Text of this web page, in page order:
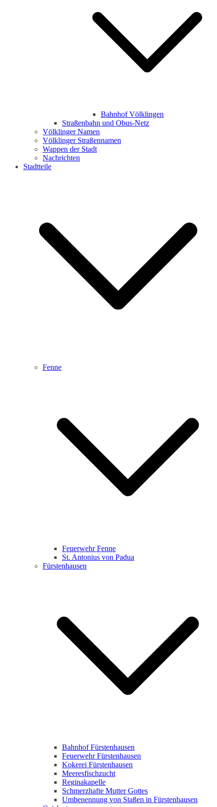
Bahnhof Völklingen
Straßenbahn und Obus-Netz
Völklinger Namen
Völklinger Straßennamen
Wappen der Stadt
Nachrichten
Stadtteile
Fenne
Feuerwehr Fenne
St. Antonius von Padua
Fürstenhausen
Bahnhof Fürstenhausen
Feuerwehr Fürstenhausen
Kokerei Fürstenhausen
Meeresfischzucht
Reginakapelle
Schmerzhafte Mutter Gottes
Umbenennung von Staßen in Fürstenhausen